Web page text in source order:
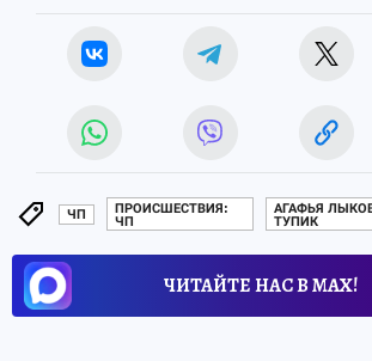
ЧП
ПРОИСШЕСТВИЯ:
ЧП
АГАФЬЯ
ТУПИК
ЧИТАЙТЕ НАС В МАХ!